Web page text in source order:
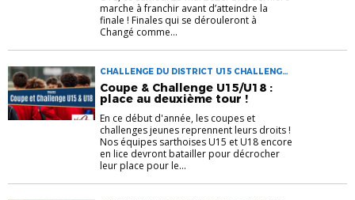
marche à franchir avant d’atteindre la
finale ! Finales qui se dérouleront à
Changé comme...
CHALLENGE DU DISTRICT U15 CHALLENGE
DU DISTRICT U18 COUPE DU DISTRICT U15
COUPE DU DISTRICT U18 COUPES JEUNES
Coupe & Challenge U15/U18 :
place au deuxième tour !
En ce début d'année, les coupes et
challenges jeunes reprennent leurs droits !
Nos équipes sarthoises U15 et U18 encore
en lice devront batailler pour décrocher
leur place pour le...